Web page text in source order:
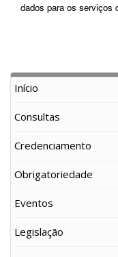
dados para os serviços
Início
Consultas
Credenciamento
Obrigatoriedade
Eventos
Legislação